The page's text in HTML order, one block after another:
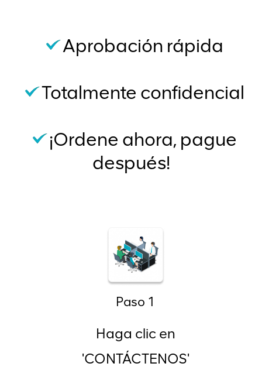
Aprobación rápida
Totalmente confidencial
¡Ordene ahora, pague
después!
Paso 1
Haga clic en
'CONTÁCTENOS'